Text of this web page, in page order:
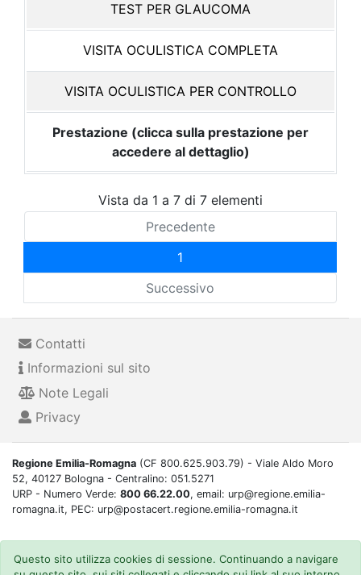
TEST PER GLAUCOMA
VISITA OCULISTICA COMPLETA
VISITA OCULISTICA PER CONTROLLO
Prestazione (clicca sulla prestazione per
accedere al dettaglio)
Vista da 1 a 7 di 7 elementi
Precedente
1
Successivo
Contatti
Informazioni sul sito
Note Legali
Privacy
Regione Emilia-Romagna (CF 800.625.903.79) - Viale Aldo Moro
52, 40127 Bologna - Centralino: 051.5271
URP - Numero Verde: 800 66.22.00, email: urp@regione.emilia-
romagna.it, PEC: urp@postacert.regione.emilia-romagna.it
Questo sito utilizza cookies di sessione. Continuando a navigare